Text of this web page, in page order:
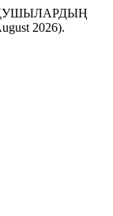
2026).